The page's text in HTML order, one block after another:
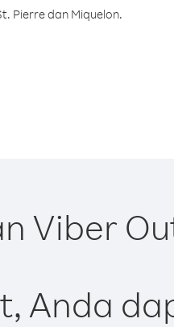
Pierre dan Miquelon.
Viber
Anda